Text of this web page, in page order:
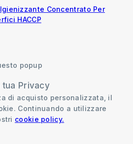
Igienizzante Concentrato Per
HACCP
popup
tua Privacy
di acquisto personalizzata, il
Continuando a utilizzare
cookie policy.